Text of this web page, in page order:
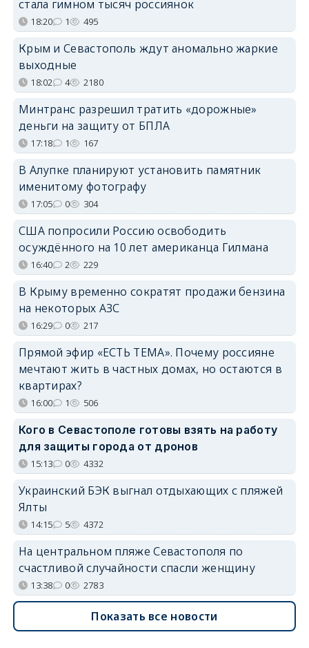
стала гимном тысяч россиянок
18:20 1 495
Крым и Севастополь ждут аномально жаркие
выходные
18:02 4 2180
Минтранс разрешил тратить «дорожные»
деньги на защиту от БПЛА
17:18 1 167
В Алупке планируют установить памятник
именитому фотографу
17:05 0 304
США попросили Россию освободить
осуждённого на 10 лет американца Гилмана
16:40 2 229
В Крыму временно сократят продажи бензина
на некоторых АЗС
16:29 0 217
Прямой эфир «ЕСТЬ ТЕМА». Почему россияне
мечтают жить в частных домах, но остаются в
квартирах?
16:00 1 506
Кого в Севастополе готовы взять на работу
для защиты города от дронов
15:13 0 4332
Украинский БЭК выгнал отдыхающих с пляжей
Ялты
14:15 5 4372
На центральном пляже Севастополя по
счастливой случайности спасли женщину
13:38 0 2783
Показать все новости